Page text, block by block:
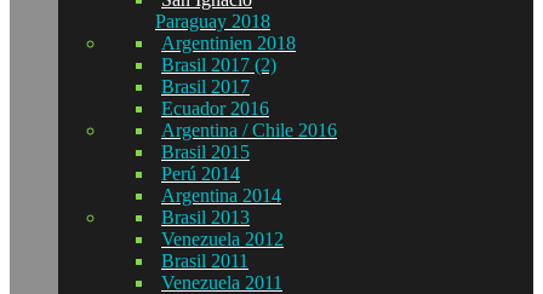
Paraguay 2018
Argentinien 2018
Brasil 2017 (2)
Brasil 2017
Ecuador 2016
Argentina / Chile 2016
Brasil 2015
Perú 2014
Argentina 2014
Brasil 2013
Venezuela 2012
Brasil 2011
Venezuela 2011